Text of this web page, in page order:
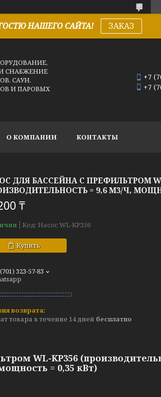
НАШЕГО САЙТА! ЗАКАЗ
СНАБЖЕНИЕ
САУН,
И ПАРОВЫХ
+7
+7
О КОМПАНИИ КОНТАКТЫ
ДЛЯ БАССЕЙНА C ПРЕФИЛЬТРОМ
= 9,6 М3/Ч,
₸
Код: Насос WL-KP356
Купить
323-57-83
товара в течение 14 дней бесплатно
WL-KP356
= 0,35 кВт)